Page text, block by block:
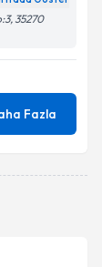
35270
Fazla